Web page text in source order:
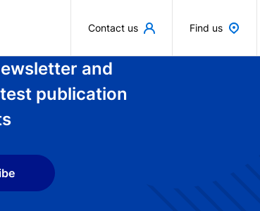
Contact us Find us
and
publication